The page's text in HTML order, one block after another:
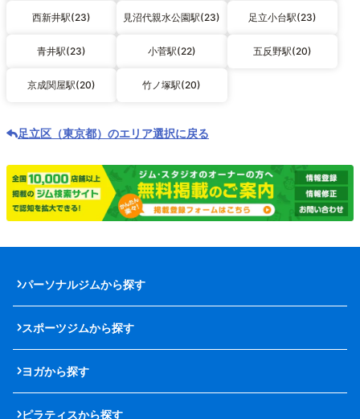
西新井駅(23) 見沼代親水公園駅(23) 足立小台駅(23)
青井駅(23) 小菅駅(22) 五反野駅(20)
京成関屋駅(20) 竹ノ塚駅(20)
足立区（東京都）のエリア選択に戻る
パーソナルジムから探す
スポーツジムから探す
ヨガから探す
ピラティスから探す